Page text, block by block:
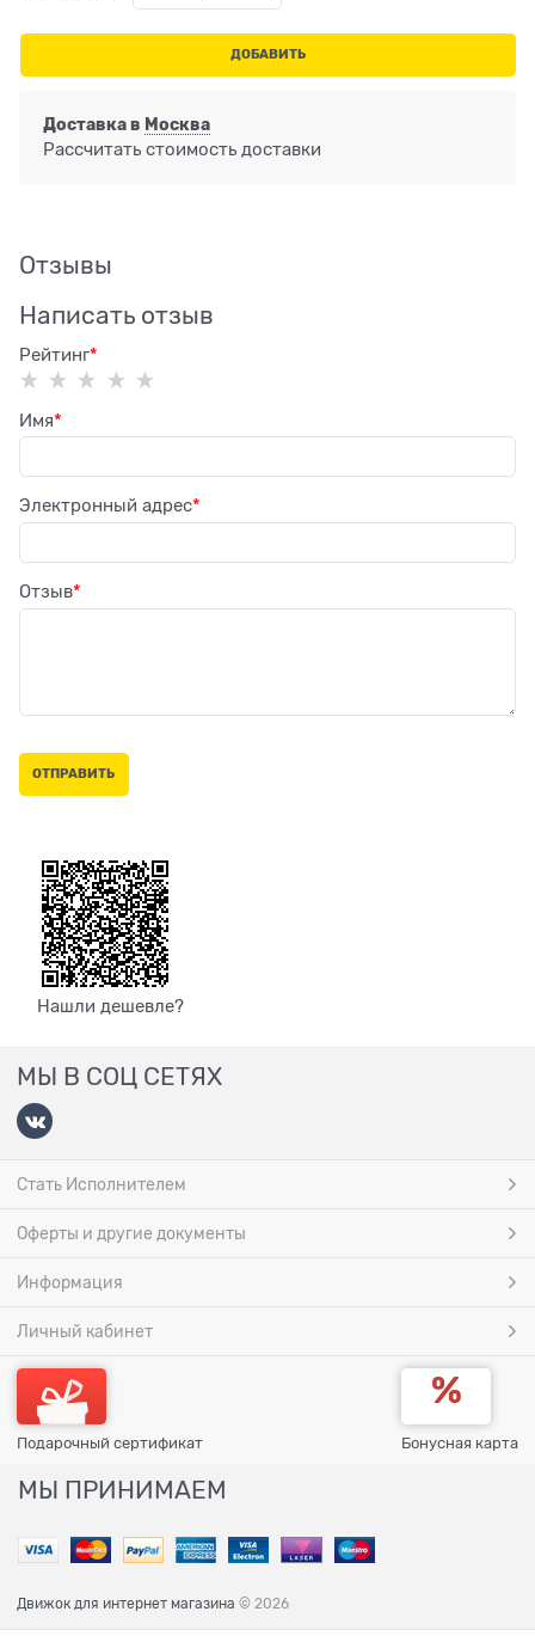
ДОБАВИТЬ
Доставка в Москва
Рассчитать стоимость доставки
Отзывы
Написать отзыв
Рейтинг
Имя
Электронный адрес
Отзыв
Нашли дешевле?
МЫ В СОЦ СЕТЯХ
Стать Исполнителем
Оферты и другие документы
Информация
Личный кабинет
Подарочный сертификат Бонусная карта
МЫ ПРИНИМАЕМ
Движок для интернет магазина © 2026